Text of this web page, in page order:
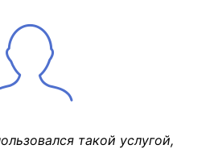
такой услугой,